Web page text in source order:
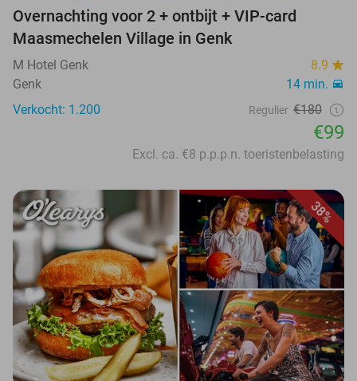
Overnachting voor 2 + ontbijt + VIP-card
Maasmechelen Village in Genk
M Hotel Genk
8.9
Genk
14 min.
Verkocht: 1.200
Regulier €180
€99
Excl. ca. €8 p.p.p.n. toeristenbelasting
38%